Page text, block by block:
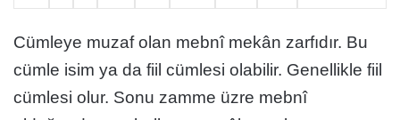
Cümleye muzaf olan mebnî mekân zarfıdır. Bu
cümle isim ya da fiil cümlesi olabilir. Genellikle fiil
cümlesi olur. Sonu zamme üzre mebnî